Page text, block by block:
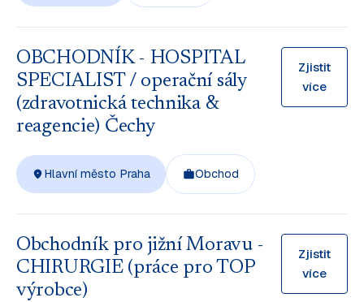
OBCHODNÍK - HOSPITAL
SPECIALIST / operační sály
(zdravotnická technika &
reagencie) Čechy
Zjistit
více
Hlavní město Praha Obchod
Obchodník pro jižní Moravu -
CHIRURGIE (práce pro TOP
výrobce)
Zjistit
více